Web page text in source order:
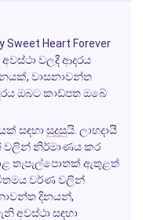
Sweet Heart Forever
වලදී ආදරය
වාසනාවන්ත
ඔබට කාඩ්පත ඔබේ
සඳහා සුදුසුයි. ලාභදායී
වලින් නිර්මාණය කර
තැපැල්පොතක් ඇතුළත්
වර්ණ වලින්
දිනයන්,
අවස්ථා සඳහා